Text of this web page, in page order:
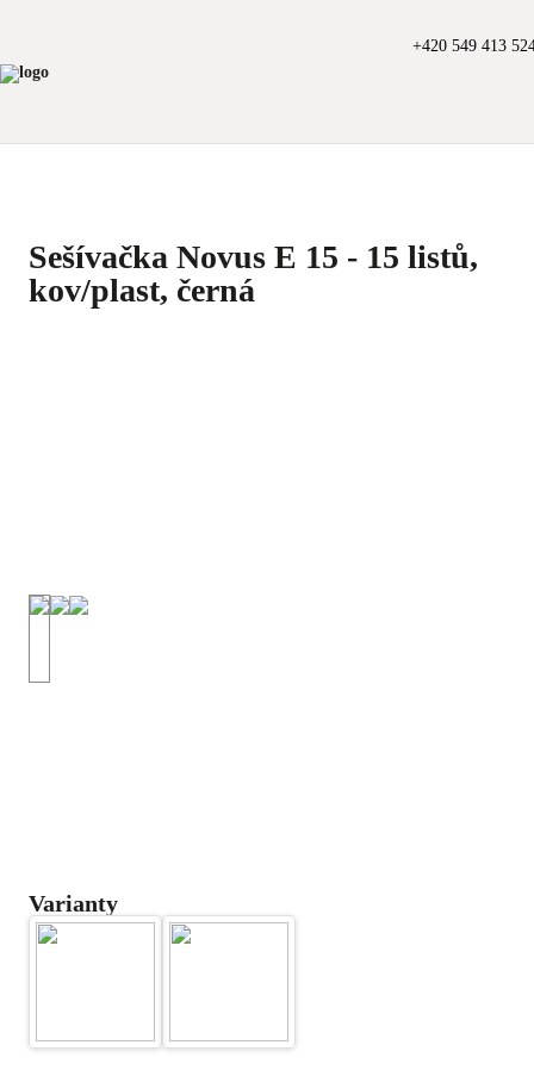
+420 549 413
Sešívačka Novus E 15 - 15 listů,
kov/plast, černá
Varianty